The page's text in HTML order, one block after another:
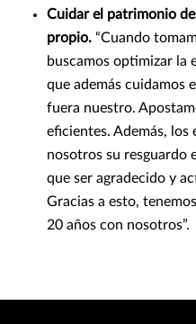
Cuidar el patrimonio
propio. “Cuando
buscamos optimizar la
que además cuidamos
fuera nuestro.
eficientes. Además, los
nosotros su resguardo
que ser agradecido y
Gracias a esto,
20 años con nosotros”.